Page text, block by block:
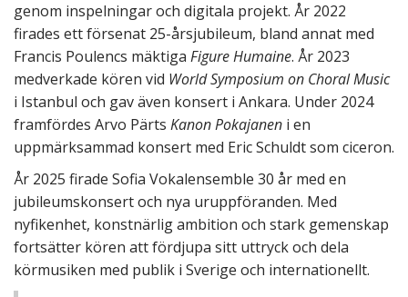
genom inspelningar och digitala projekt. År 2022
firades ett försenat 25-årsjubileum, bland annat med
Francis Poulencs mäktiga Figure Humaine. År 2023
medverkade kören vid World Symposium on Choral Music
i Istanbul och gav även konsert i Ankara. Under 2024
framfördes Arvo Pärts Kanon Pokajanen i en
uppmärksammad konsert med Eric Schuldt som ciceron.
År 2025 firade Sofia Vokalensemble 30 år med en
jubileumskonsert och nya uruppföranden. Med
nyfikenhet, konstnärlig ambition och stark gemenskap
fortsätter kören att fördjupa sitt uttryck och dela
körmusiken med publik i Sverige och internationellt.